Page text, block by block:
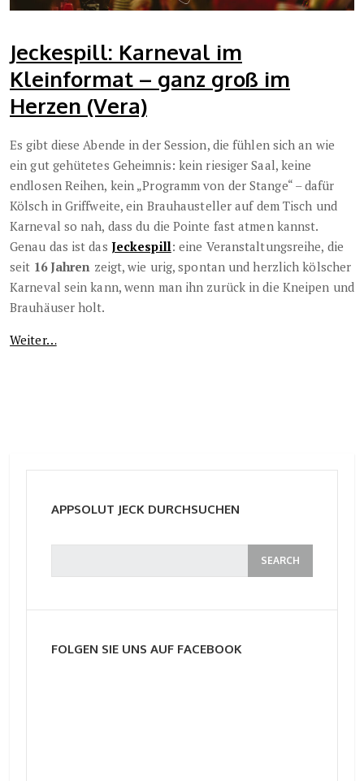
Jeckespill: Karneval im
Kleinformat – ganz groß im
Herzen (Vera)
Es gibt diese Abende in der Session, die fühlen sich an wie
ein gut gehütetes Geheimnis: kein riesiger Saal, keine
endlosen Reihen, kein „Programm von der Stange“ – dafür
Kölsch in Griffweite, ein Brauhausteller auf dem Tisch und
Karneval so nah, dass du die Pointe fast atmen kannst.
Genau das ist das Jeckespill: eine Veranstaltungsreihe, die
seit 16 Jahren zeigt, wie urig, spontan und herzlich kölscher
Karneval sein kann, wenn man ihn zurück in die Kneipen und
Brauhäuser holt.
Weiter…
APPSOLUT JECK DURCHSUCHEN
FOLGEN SIE UNS AUF FACEBOOK